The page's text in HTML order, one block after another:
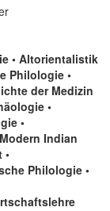
• Altorientalistik
Philologie •
der Medizin
•
•
Indian
•
Philologie •